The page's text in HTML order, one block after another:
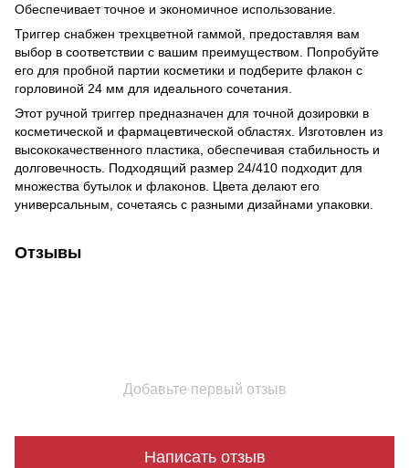
Обеспечивает точное и экономичное использование.
Триггер снабжен трехцветной гаммой, предоставляя вам
выбор в соответствии с вашим преимуществом. Попробуйте
его для пробной партии косметики и подберите флакон с
горловиной 24 мм для идеального сочетания.
Этот ручной триггер предназначен для точной дозировки в
косметической и фармацевтической областях. Изготовлен из
высококачественного пластика, обеспечивая стабильность и
долговечность. Подходящий размер 24/410 подходит для
множества бутылок и флаконов. Цвета делают его
универсальным, сочетаясь с разными дизайнами упаковки.
Отзывы
Добавьте первый отзыв
Написать отзыв